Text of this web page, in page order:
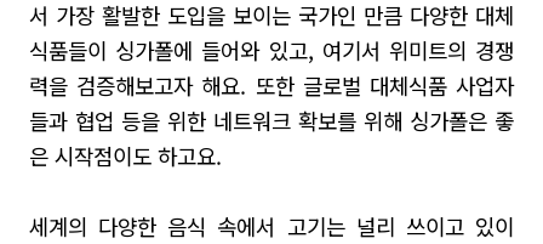
서 가장 활발한 도입을 보이는 국가인 만큼 다양한 대체
식품들이 싱가폴에 들어와 있고, 여기서 위미트의 경쟁
력을 검증해보고자 해요. 또한 글로벌 대체식품 사업자
들과 협업 등을 위한 네트워크 확보를 위해 싱가폴은 좋
은 시작점이도 하고요.
세계의 다양한 음식 속에서 고기는 널리 쓰이고 있이